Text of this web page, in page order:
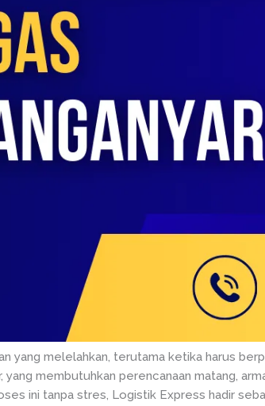
yang melelahkan, terutama ketika harus
yang membutuhkan perencanaan matang,
ini tanpa stres, Logistik Express hadir